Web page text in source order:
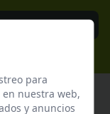
para
nuestra web,
y anuncios